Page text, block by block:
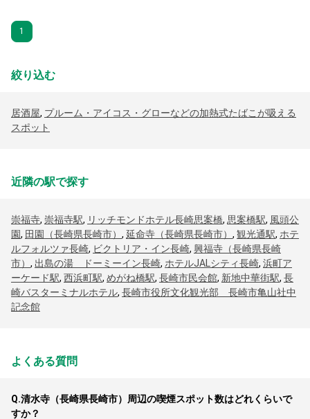
1
絞り込む
居酒屋, プルーム・アイコス・グローなどの加熱式たばこが吸える
スポット
近隣の駅で探す
崇福寺, 崇福寺駅, リッチモンドホテル長崎思案橋, 思案橋駅, 風頭公
園, 田園（長崎県長崎市） , 延命寺（長崎県長崎市） , 観光通駅, ホテ
ルフォルツァ長崎, ビクトリア・イン長崎, 興福寺（長崎県長崎
市） , 出島の湯 ドーミーイン長崎, ホテルJALシティ長崎, 浜町ア
ーケード駅, 西浜町駅, めがね橋駅, 長崎市民会館, 新地中華街駅, 長
崎バスターミナルホテル, 長崎市役所文化観光部 長崎市亀山社中
記念館
よくある質問
Q.清水寺（長崎県長崎市）周辺の喫煙スポット数はどれくらいで
すか？